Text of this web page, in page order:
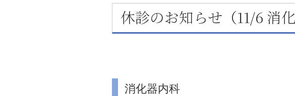
休診のお知らせ（11/6 消
消化器内科